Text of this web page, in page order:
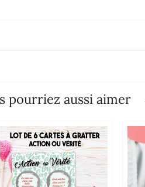
pourriez aussi aimer